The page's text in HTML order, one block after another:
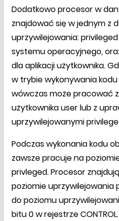
Dodatkowo procesor w
znajdować się w jednym z
uprzywilejowania:
systemu operacyjnego,
dla aplikacji użytkownika.
w trybie wykonywania
wówczas może pracować
użytkownika user lub z
uprzywilejowanymi
Podczas wykonania kodu
zawsze pracuje na
privleged. Procesor
poziomie uprzywilejowania
do poziomu
bitu 0 w rejestrze